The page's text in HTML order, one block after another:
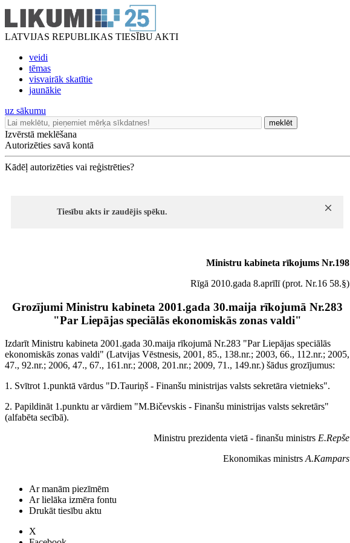
LATVIJAS REPUBLIKAS TIESĪBU AKTI
veidi
tēmas
visvairāk skatītie
jaunākie
uz sākumu
meklēt
Izvērstā meklēšana
Autorizēties savā kontā
Kādēļ autorizēties vai reģistrēties?
Tiesību akts ir zaudējis spēku.
Ministru kabineta rīkojums Nr.198
Rīgā 2010.gada 8.aprīlī (prot. Nr.16 58.§)
Grozījumi Ministru kabineta 2001.gada 30.maija rīkojumā Nr.283
"Par Liepājas speciālās ekonomiskās zonas valdi"
Izdarīt Ministru kabineta 2001.gada 30.maija rīkojumā Nr.283 "Par Liepājas speciālās
ekonomiskās zonas valdi" (Latvijas Vēstnesis, 2001, 85., 138.nr.; 2003, 66., 112.nr.; 2005,
47., 92.nr.; 2006, 47., 67., 161.nr.; 2008, 201.nr.; 2009, 71., 149.nr.) šādus grozījumus:
1. Svītrot 1.punktā vārdus "D.Tauriņš - Finanšu ministrijas valsts sekretāra vietnieks".
2. Papildināt 1.punktu ar vārdiem "M.Bičevskis - Finanšu ministrijas valsts sekretārs"
(alfabēta secībā).
Ministru prezidenta vietā - finanšu ministrs E.Repše
Ekonomikas ministrsA.Kampars
Ar manām piezīmēm
Ar lielāka izmēra fontu
Drukāt tiesību aktu
X